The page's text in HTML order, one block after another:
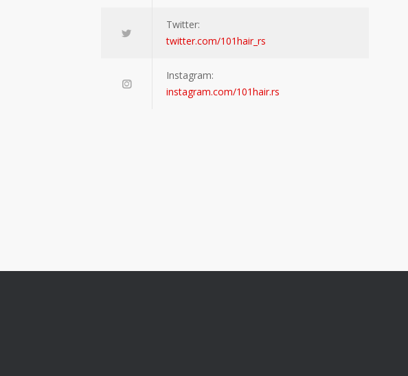
Twitter:
twitter.com/101hair_rs
Instagram:
instagram.com/101hair.rs